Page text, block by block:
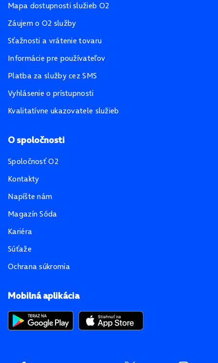
Mobilná aplikácia
Mapa dostupnosti služieb O2
Záujem o O2 služby
Sťažnosti a vrátenie tovaru
Informácie pre používateľov
Platba za služby cez SMS
Vyhlásenie o prístupnosti
Kvalitatívne ukazovatele služieb
O spoločnosti
Spoločnosť O2
Kontakty
Napíšte nám
Magazín Sóda
Kariéra
Súťaže
Ochrana súkromia